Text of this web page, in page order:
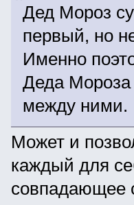
Дед Мороз
первый, но
Именно
Деда Мороза
между ними.
Может и
каждый для
совпадающее